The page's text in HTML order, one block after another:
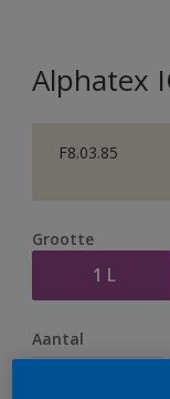
Alphatex
F8.03.85
Grootte
1 L
Aantal